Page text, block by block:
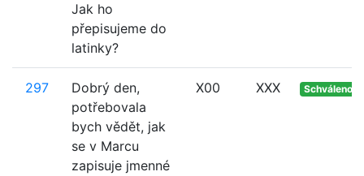
Jak ho
přepisujeme do
latinky?
297
Dobrý den,
potřebovala
bych vědět, jak
se v Marcu
zapisuje jmenné
X00 XXX Schváleno